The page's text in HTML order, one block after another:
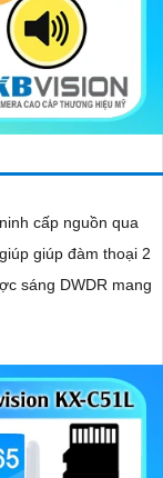
cấp nguồn qua
giúp đàm thoại 2